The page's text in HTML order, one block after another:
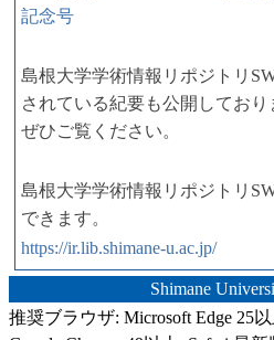
記念号
島根大学学術情報リポジトリ
されている紀要も公開してお
ぜひご覧ください。
島根大学学術情報リポジトリ
できます。
https://ir.lib.shimane-u.ac.jp/
Shimane
推奨ブラウザ: Microsoft Edge 25